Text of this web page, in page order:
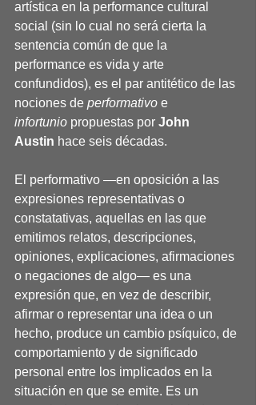
artística en la performance cultural
social (sin lo cual no será cierta la
sentencia común de que la
performance es vida y arte
confundidos), es el par antitético de las
nociones de performativo e
infortunio propuestas por John
Austin hace seis décadas.
El performativo —en oposición a las
expresiones representativas o
constatativas, aquellas en las que
emitimos relatos, descripciones,
opiniones, explicaciones, afirmaciones
o negaciones de algo— es una
expresión que, en vez de describir,
afirmar o representar una idea o un
hecho, produce un cambio psíquico, de
comportamiento y de significado
personal entre los implicados en la
situación en que se emite. Es un